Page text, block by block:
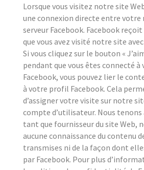
Lorsque vous visitez notre site
une connexion directe entre votre
serveur Facebook. Facebook
que vous avez visité notre site
Si vous cliquez sur le bouton «
pendant que vous êtes connecté
Facebook, vous pouvez lier le
à votre profil Facebook. Cela
d’assigner votre visite sur notre
compte d’utilisateur. Nous tenons
tant que fournisseur du site Web,
aucune connaissance du contenu
transmises ni de la façon dont
par Facebook. Pour plus